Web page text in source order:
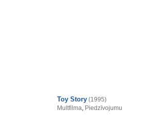
Toy Story (1995)
Multfilma, Piedzīvojumu